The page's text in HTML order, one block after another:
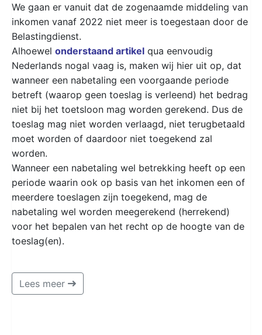
We gaan er vanuit dat de zogenaamde middeling van
inkomen vanaf 2022 niet meer is toegestaan door de
Belastingdienst.
Alhoewel onderstaand artikel qua eenvoudig
Nederlands nogal vaag is, maken wij hier uit op, dat
wanneer een nabetaling een voorgaande periode
betreft (waarop geen toeslag is verleend) het bedrag
niet bij het toetsloon mag worden gerekend. Dus de
toeslag mag niet worden verlaagd, niet terugbetaald
moet worden of daardoor niet toegekend zal
worden.
Wanneer een nabetaling wel betrekking heeft op een
periode waarin ook op basis van het inkomen een of
meerdere toeslagen zijn toegekend, mag de
nabetaling wel worden meegerekend (herrekend)
voor het bepalen van het recht op de hoogte van de
toeslag(en).
Lees meer